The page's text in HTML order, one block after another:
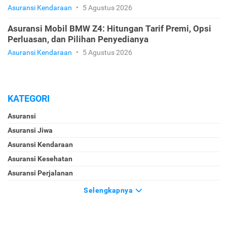
Asuransi Kendaraan • 5 Agustus 2026
Asuransi Mobil BMW Z4: Hitungan Tarif Premi, Opsi
Perluasan, dan Pilihan Penyedianya
Asuransi Kendaraan • 5 Agustus 2026
KATEGORI
Asuransi
Asuransi Jiwa
Asuransi Kendaraan
Asuransi Kesehatan
Asuransi Perjalanan
Selengkapnya